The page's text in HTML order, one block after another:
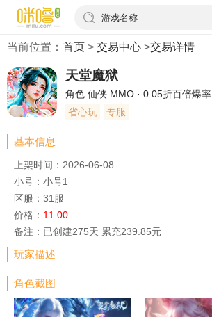
游戏名称
当前位置： 首页 > 交易中心 >交易详情
天堂魔狱
角色 仙侠 MMO · 0.05折百倍爆率
省心玩
专服
基本信息
上架时间：2026-06-08
小号：小号1
区服：31服
价格： 11.00
备注：已创建275天 累充239.85元
玩家描述
角色截图